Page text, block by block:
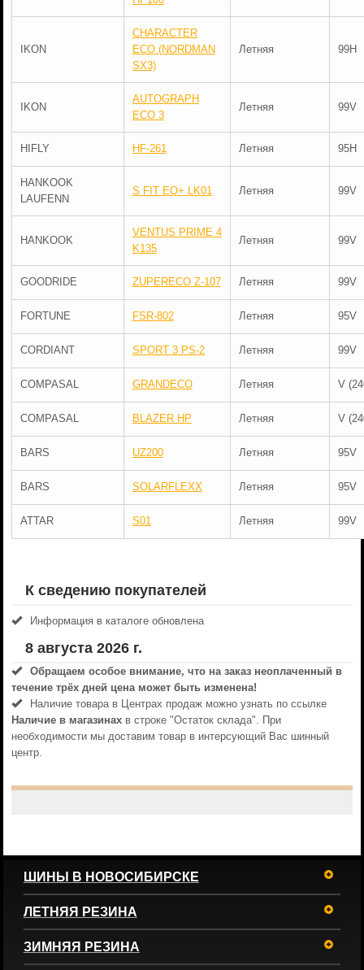
IKON
CHARACTER
ECO (NORDMAN
SX3)
Летняя 99H
IKON
AUTOGRAPH
ECO 3
Летняя 99V
HIFLY HF-261 Летняя 95H
HANKOOK
LAUFENN
S FIT EQ+ LK01 Летняя 99V
HANKOOK
VENTUS PRIME 4
K135
Летняя 99V
GOODRIDE ZUPERECO Z-107 Летняя 99V
FORTUNE FSR-802 Летняя 95V
CORDIANT SPORT 3 PS-2 Летняя 99V
COMPASAL GRANDECO Летняя V
COMPASAL BLAZER HP Летняя V
BARS UZ200 Летняя 95V
BARS SOLARFLEXX Летняя 95V
ATTAR S01 Летняя 99V
К сведению покупателей
Информация в каталоге обновлена
8 августа 2026 г.
Обращаем особое внимание, что на заказ неоплаченный в
течениe трёх дней цена может быть изменена!
Наличие товара в Центрах продаж можно узнать по ссылке
Наличие в магазинахв строке "Остаток склада". При
необходимости мы доставим товар в интерсующий Вас шинный
центр.
ШИНЫ В НОВОСИБИРСКЕ
ЛЕТНЯЯ РЕЗИНА
ЗИМНЯЯ РЕЗИНА